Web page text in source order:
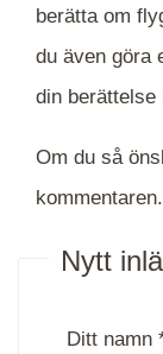
berätta om
du även göra
din berättelse
Om du så
Nytt
Ditt namn